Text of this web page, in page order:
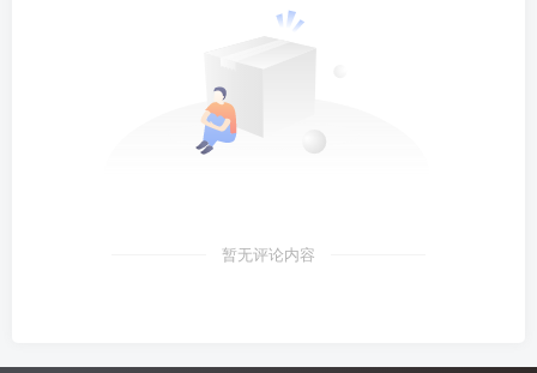
暂无评论内容